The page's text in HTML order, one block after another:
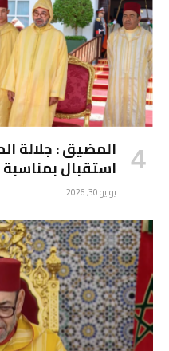
المضيق : جلالة
استقبال
يوليو 30, 2026